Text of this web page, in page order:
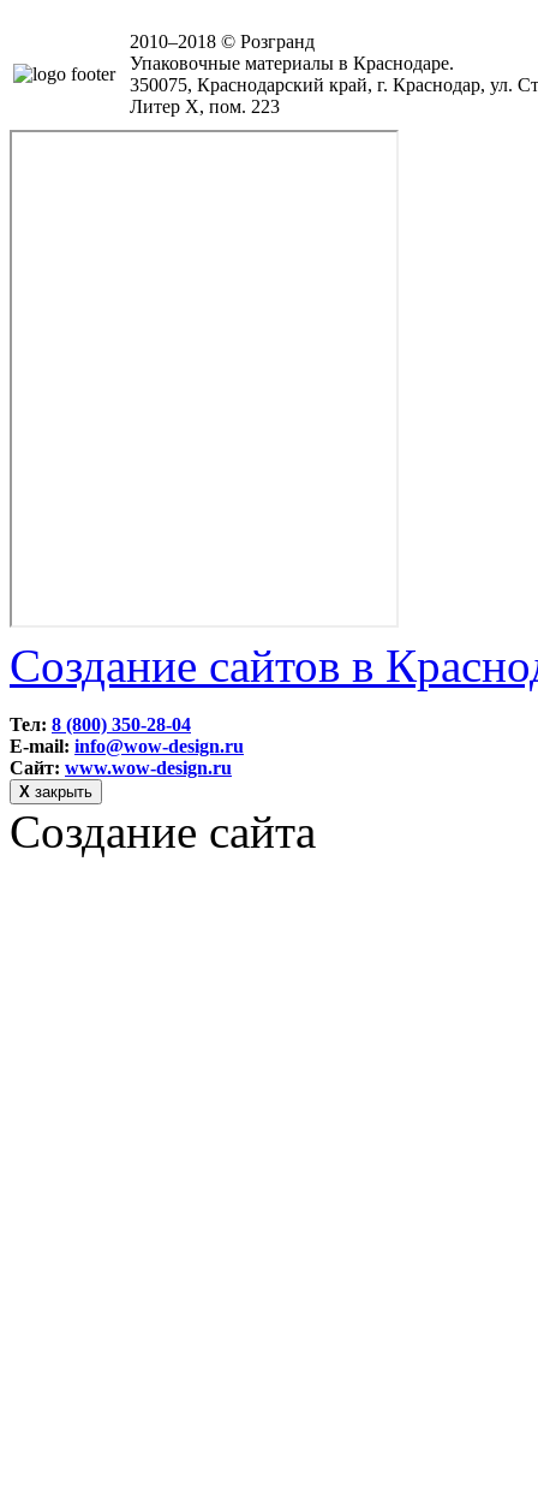
2010–2018 © Розгранд
Упаковочные материалы в Краснодаре.
350075, Краснодарский край, г. Краснодар, ул.
Литер Х, пом. 223
Создание сайтов в
Тел: 8 (800) 350-28-04
E-mail: info@wow-design.ru
Сайт: www.wow-design.ru
Х закрыть
Создание сайта